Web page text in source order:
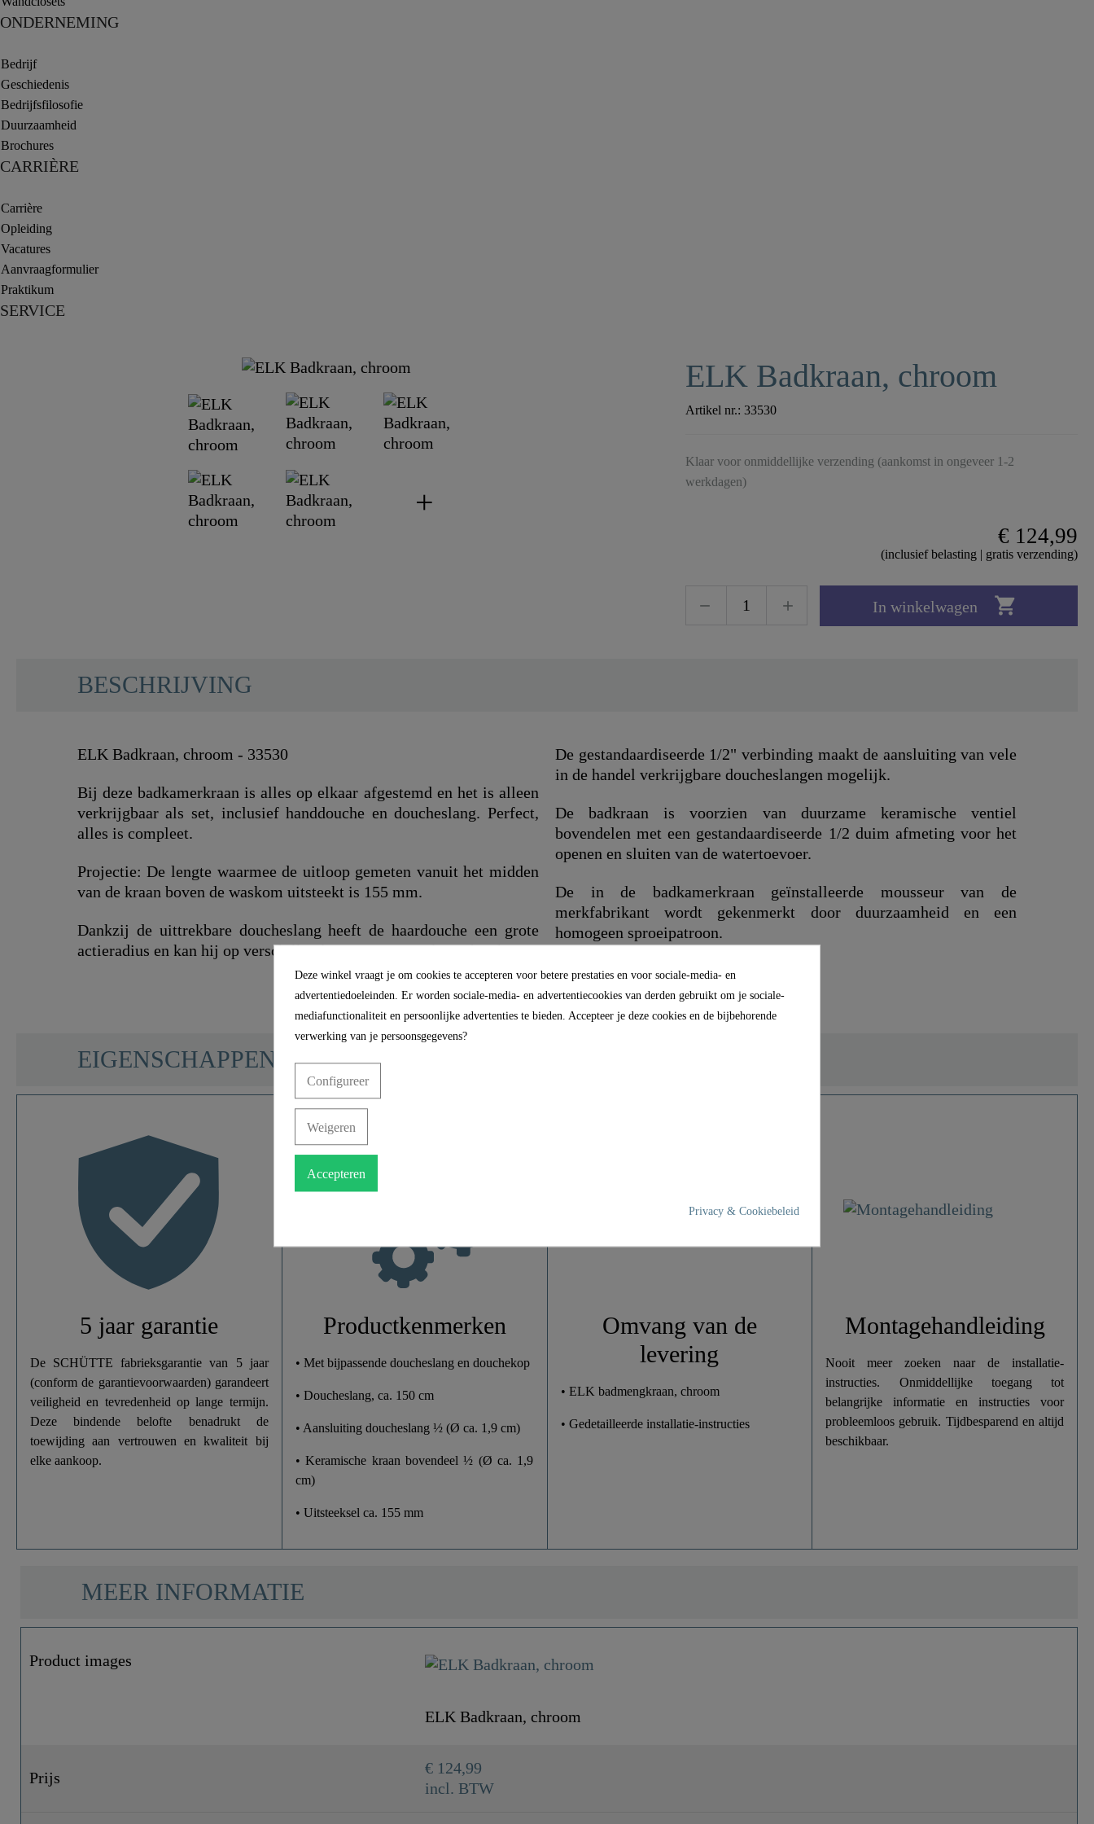
ONDERNEMING
Bedrijf
Geschiedenis
Bedrijfsfilosofie
Duurzaamheid
Brochures
CARRIÈRE
Carrière
Opleiding
Vacatures
Aanvraagformulier
Praktikum
SERVICE
ELK Badkraan, chroom
Artikel nr.:33530
Klaar voor onmiddellijke verzending (aankomst in ongeveer 1-2
werkdagen)
€ 124,99
(inclusief belasting | gratis verzending)
In winkelwagen 
BESCHRIJVING
ELK Badkraan, chroom - 33530
Bij deze badkamerkraan is alles op elkaar afgestemd en het is alleen
verkrijgbaar als set, inclusief handdouche en doucheslang. Perfect,
alles is compleet.
Projectie: De lengte waarmee de uitloop gemeten vanuit het midden
van de kraan boven de waskom uitsteekt is 155 mm.
Dankzij de uittrekbare doucheslang heeft de haardouche een grote
actieradius en kan hij op verschillende manieren worden gebruikt.
De gestandaardiseerde 1/2" verbinding maakt de aansluiting van vele
in de handel verkrijgbare doucheslangen mogelijk.
De badkraan is voorzien van duurzame keramische ventiel
bovendelen met een gestandaardiseerde 1/2 duim afmeting voor het
openen en sluiten van de watertoevoer.
De in de badkamerkraan geïnstalleerde mousseur van de
merkfabrikant wordt gekenmerkt door duurzaamheid en een
homogeen sproeipatroon.
"
Gewicht
16,0 Cm
Lengte
EIGENSCHAPPEN
5 jaar garantie
De SCHÜTTE fabrieksgarantie van 5 jaar
(conform de garantievoorwaarden) garandeert
veiligheid en tevredenheid op lange termijn.
Deze bindende belofte benadrukt de
toewijding aan vertrouwen en kwaliteit bij
elke aankoop.
Productkenmerken
• Met bijpassende doucheslang en douchekop
• Doucheslang, ca. 150 cm
• Aansluiting doucheslang ½ (Ø ca. 1,9 cm)
• Keramische kraan bovendeel ½ (Ø ca. 1,9
cm)
• Uitsteeksel ca. 155 mm
Omvang van de
levering
• ELK badmengkraan, chroom
• Gedetailleerde installatie-instructies
Montagehandleiding
Nooit meer zoeken naar de installatie-
instructies. Onmiddellijke toegang tot
belangrijke informatie en instructies voor
probleemloos gebruik. Tijdbesparend en altijd
beschikbaar.
MEER INFORMATIE
Product images
ELK Badkraan, chroom
Prijs
€ 124,99
incl. BTW
Deze winkel vraagt je om cookies te accepteren voor betere prestaties en voor sociale-media- en
advertentiedoeleinden. Er worden sociale-media- en advertentiecookies van derden gebruikt om je sociale-
mediafunctionaliteit en persoonlijke advertenties te bieden. Accepteer je deze cookies en de bijbehorende
verwerking van je persoonsgegevens?
Configureer
Weigeren
Accepteren
Privacy & Cookiebeleid